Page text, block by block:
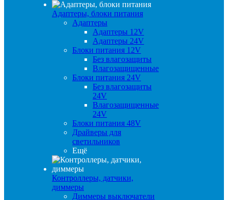
Адаптеры, блоки питания
Адаптеры
Адаптеры 12V
Адаптеры 24V
Блоки питания 12V
Без влагозащиты
Влагозащищенные
Блоки питания 24V
Без влагозащиты
24V
Влагозащищенные
24V
Блоки питания 48V
Драйверы для
светильников
Ещё
Контроллеры, датчики,
диммеры
Диммеры выключатели